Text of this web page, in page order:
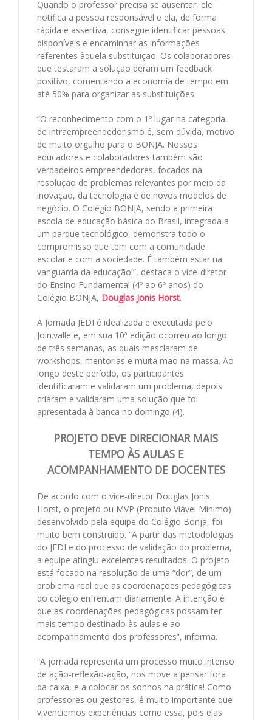
Quando o professor precisa se ausentar, ele
notifica a pessoa responsável e ela, de forma
rápida e assertiva, consegue identificar pessoas
disponíveis e encaminhar as informações
referentes àquela substituição. Os colaboradores
que testaram a solução deram um feedback
positivo, comentando a economia de tempo em
até 50% para organizar as substituições.
“O reconhecimento com o 1º lugar na categoria
de intraempreendedorismo é, sem dúvida, motivo
de muito orgulho para o BONJA. Nossos
educadores e colaboradores também são
verdadeiros empreendedores, focados na
resolução de problemas relevantes por meio da
inovação, da tecnologia e de novos modelos de
negócio. O Colégio BONJA, sendo a primeira
escola de educação básica do Brasil, integrada a
um parque tecnológico, demonstra todo o
compromisso que tem com a comunidade
escolar e com a sociedade. É também estar na
vanguarda da educação!”, destaca o vice-diretor
do Ensino Fundamental (4º ao 6º anos) do
Colégio BONJA, Douglas Jonis Horst.
A Jornada JEDI é idealizada e executada pelo
Join.valle e, em sua 10ª edição ocorreu ao longo
de três semanas, as quais mesclaram de
workshops, mentorias e muita mão na massa. Ao
longo deste período, os participantes
identificaram e validaram um problema, depois
criaram e validaram uma solução que foi
apresentada à banca no domingo (4).
PROJETO DEVE DIRECIONAR MAIS
TEMPO ÀS AULAS E
ACOMPANHAMENTO DE DOCENTES
De acordo com o vice-diretor Douglas Jonis
Horst, o projeto ou MVP (Produto Viável Mínimo)
desenvolvido pela equipe do Colégio Bonja, foi
muito bem construído. “A partir das metodologias
do JEDI e do processo de validação do problema,
a equipe atingiu excelentes resultados. O projeto
está focado na resolução de uma “dor”, de um
problema real que as coordenações pedagógicas
do colégio enfrentam diariamente. A intenção é
que as coordenações pedagógicas possam ter
mais tempo destinado às aulas e ao
acompanhamento dos professores”, informa.
“A jornada representa um processo muito intenso
de ação-reflexão-ação, nos move a pensar fora
da caixa, e a colocar os sonhos na prática! Como
professores ou gestores, é muito importante que
vivenciemos experiências como essa, pois elas